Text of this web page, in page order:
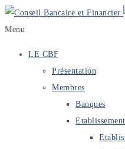
Menu
LE CBF
Présentation
Membres
Banques